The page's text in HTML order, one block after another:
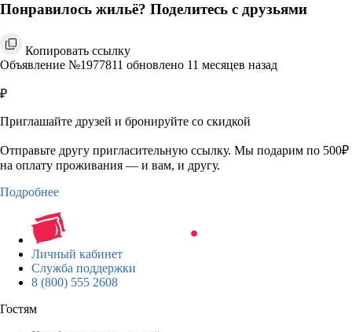
Понравилось жильё? Поделитесь с друзьями
Копировать ссылку
Объявление №1977811 обновлено 11 месяцев назад
₽
Приглашайте друзей и бронируйте со скидкой
Отправьте другу пригласительную ссылку. Мы подарим по 500₽
на оплату проживания — и вам, и другу.
Подробнее
Личный кабинет
Служба поддержки
8 (800) 555 2608
Гостям